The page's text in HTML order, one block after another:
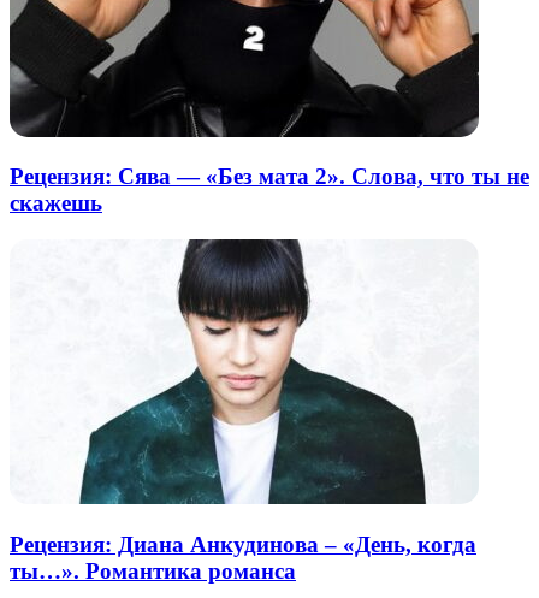
Рецензия: Сява — «Без мата 2». Слова, что ты не
скажешь
Рецензия: Диана Анкудинова – «День, когда
ты…». Романтика романса